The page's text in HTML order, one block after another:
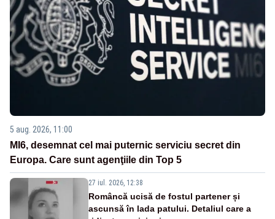
5 aug. 2026, 11:00
MI6, desemnat cel mai puternic serviciu secret din
Europa. Care sunt agenţiile din Top 5
27 iul. 2026, 12:38
Româncă ucisă de fostul partener și
ascunsă în lada patului. Detaliul care a